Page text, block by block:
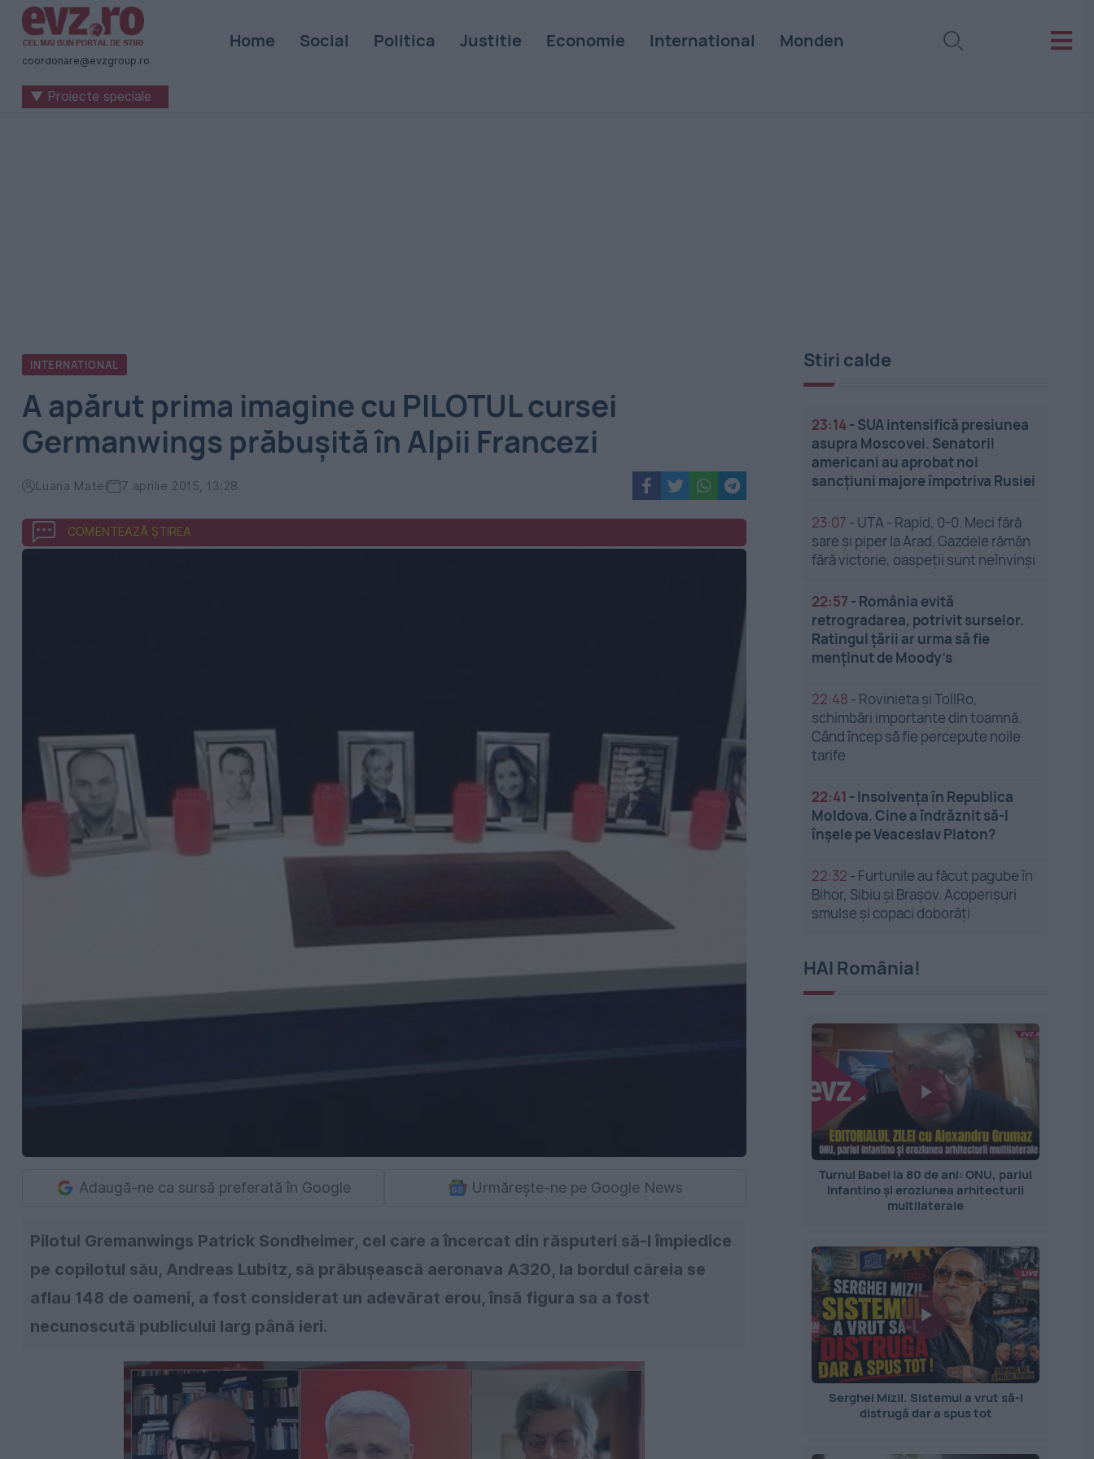
Știri
naționale
internaționale
coordonare@evzgroup.ro
Home Social Politica Justitie Economie International Monden
▼ Proiecte speciale
INTERNATIONAL
A apărut prima imagine cu PILOTUL cursei
Germanwings prăbușită în Alpii Francezi
Luana Matei 7 aprilie 2015, 13:28
COMENTEAZĂ ȘTIREA
Adaugă-ne ca sursă preferată în Google Urmărește-ne pe Google News
Pilotul Gremanwings Patrick Sondheimer, cel care a încercat din răsputeri să-l împiedice
pe copilotul său, Andreas Lubitz, să prăbușească aeronava A320, la bordul căreia se
aflau 148 de oameni, a fost considerat un adevărat erou, însă figura sa a fost
necunoscută publicului larg până ieri.
Stiri calde
23:14- SUA intensifică presiunea
asupra Moscovei. Senatorii
americani au aprobat noi
sancțiuni majore împotriva Rusiei
23:07 - UTA - Rapid, 0-0. Meci fără
sare și piper la Arad. Gazdele rămân
fără victorie, oaspeții sunt neînvinși
22:57 - România evită
retrogradarea, potrivit surselor.
Ratingul țării ar urma să fie
menținut de Moody’s
22:48 - Rovinieta și TollRo,
schimbări importante din toamnă.
Când încep să fie percepute noile
tarife
22:41 - Insolvenţa în Republica
Moldova. Cine a îndrăznit să-l
înşele pe Veaceslav Platon?
22:32 - Furtunile au făcut pagube în
Bihor, Sibiu și Brașov. Acoperișuri
smulse și copaci doborâți
HAI România!
Turnul Babel la 80 de ani: ONU, pariul
Infantino și eroziunea arhitecturii
multilaterale
Serghei Mizil. Sistemul a vrut să-l
distrugă dar a spus tot